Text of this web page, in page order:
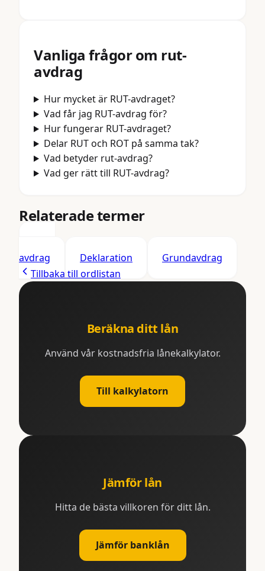
Vanliga frågor om rut-
avdrag
Hur mycket är RUT-avdraget?
Vad får jag RUT-avdrag för?
Hur fungerar RUT-avdraget?
Delar RUT och ROT på samma tak?
Vad betyder rut-avdrag?
Vad ger rätt till RUT-avdrag?
Relaterade termer
avdrag
Deklaration
Grundavdrag
Tillbaka till ordlistan
Beräkna ditt lån
Använd vår kostnadsfria lånekalkylator.
Till kalkylatorn
Jämför lån
Hitta de bästa villkoren för ditt lån.
Jämför banklån